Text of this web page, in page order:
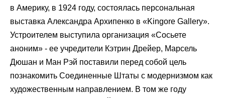
в Америку, в 1924 году, состоялась персональная
выставка Александра Архипенко в «Kingore Gallery».
Устроителем выступила организация «Сосьете
аноним» - ее учредители Кэтрин Дрейер, Марсель
Дюшан и Ман Рэй поставили перед собой цель
познакомить Соединенные Штаты с модернизмом как
художественным направлением. В том же году